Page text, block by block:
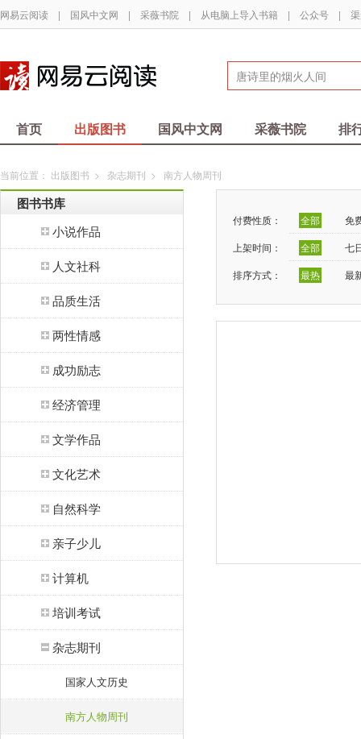
网易云阅读 | 国风中文网 | 采薇书院 | 从电脑上导入书籍 | 公众号 |
首页 出版图书 国风中文网 采薇书院 排
当前位置： 出版图书 > 杂志期刊 > 南方人物周刊
图书书库
小说作品
人文社科
品质生活
两性情感
成功励志
经济管理
文学作品
文化艺术
自然科学
亲子少儿
计算机
培训考试
杂志期刊
国家人文历史
南方人物周刊
付费性质： 全部
免
上架时间：
全部
七
排序方式：
最热 最